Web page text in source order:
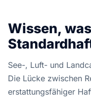
Wissen,
See-, Luft- und
Die Lücke zwischen
erstattungsfähiger